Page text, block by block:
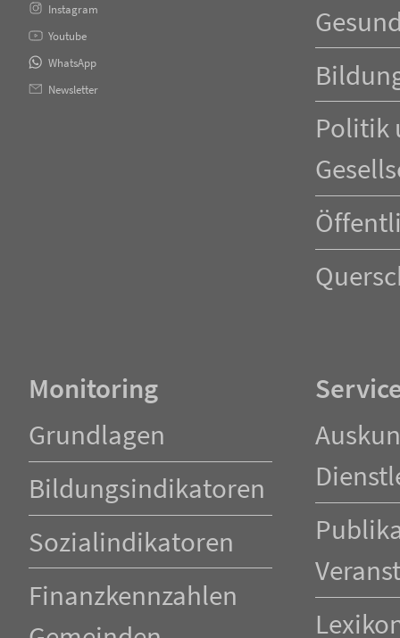
Instagram
Youtube
WhatsApp
Newsletter
Politik
Monitoring
überspringen
Grundlagen
Bildungsindikatoren
Sozialindikatoren
Finanzkennzahlen
überspringen